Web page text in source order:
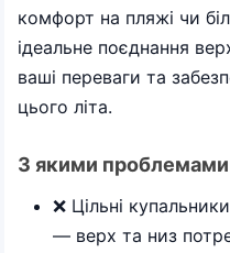
комфорт на пляжі чи
ідеальне поєднання
ваші переваги та
цього літа.
З якими
❌ Цільні
— верх та низ